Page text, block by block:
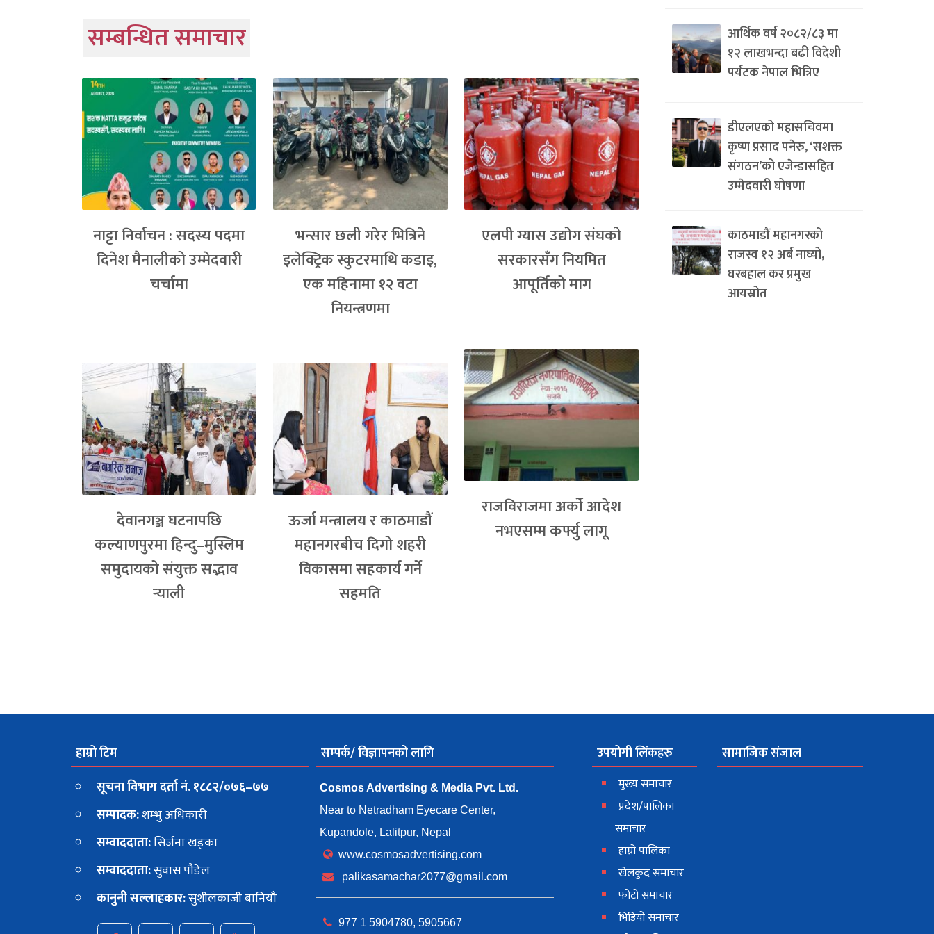
सम्बन्धित समाचार
नाट्टा निर्वाचन : सदस्य पदमा
दिनेश मैनालीको उम्मेदवारी
चर्चामा
भन्सार छली गरेर भित्रिने
इलेक्ट्रिक स्कुटरमाथि कडाइ,
एक महिनामा १२ वटा
नियन्त्रणमा
एलपी ग्यास उद्योग संघको
सरकारसँग नियमित
आपूर्तिको माग
देवानगञ्ज घटनापछि
कल्याणपुरमा हिन्दु–मुस्लिम
समुदायको संयुक्त सद्भाव
र्‍याली
ऊर्जा मन्त्रालय र काठमाडौं
महानगरबीच दिगो शहरी
विकासमा सहकार्य गर्ने
सहमति
राजविराजमा अर्को आदेश
नभएसम्म कर्फ्यु लागू
आर्थिक वर्ष २०८२/८३ मा
१२ लाखभन्दा बढी विदेशी
पर्यटक नेपाल भित्रिए
डीएलएको महासचिवमा
कृष्ण प्रसाद पनेरु, ‘सशक्त
संगठन’को एजेन्डासहित
उम्मेदवारी घोषणा
काठमाडौं महानगरको
राजस्व १२ अर्ब नाघ्यो,
घरबहाल कर प्रमुख
आयस्रोत
हाम्रो टिम
सूचना विभाग दर्ता नं. १८८२/०७६–७७
सम्पादक:शम्भु अधिकारी
सम्वाददाता:सिर्जना खड्का
सम्वाददाता:सुवास पाैडेल
कानुनी सल्लाहकार:सुशीलकाजी बानियाँ
सम्पर्क/ विज्ञापनको लागि
Cosmos Advertising & Media Pvt. Ltd.
Near to Netradham Eyecare Center,
Kupandole, Lalitpur, Nepal
www.cosmosadvertising.com
palikasamachar2077@gmail.com
977 1 5904780, 5905667
उपयोगी लिंकहरु
मुख्य समाचार
प्रदेश/पालिका
समाचार
हाम्रो पालिका
खेलकुद समाचार
फोटो समाचार
भिडियो समाचार
सामाजिक संजाल